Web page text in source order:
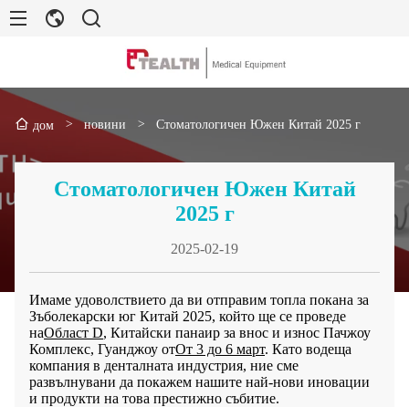
дом > новини > Стоматологичен Южен Китай 2025 г
Стоматологичен Южен Китай
2025 г
2025-02-19
Имаме удоволствието да ви отправим топла покана за
Зъболекарски юг Китай 2025, който ще се проведе
наОбласт D, Китайски панаир за внос и износ Пачжоу
Комплекс, Гуанджоу отОт 3 до 6 март. Като водеща
компания в денталната индустрия, ние сме
развълнувани да покажем нашите най-нови иновации
и продукти на това престижно събитие.